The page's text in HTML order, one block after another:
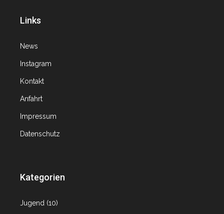
Links
News
Instagram
Kontakt
Anfahrt
Impressum
Datenschutz
Kategorien
Jugend (10)